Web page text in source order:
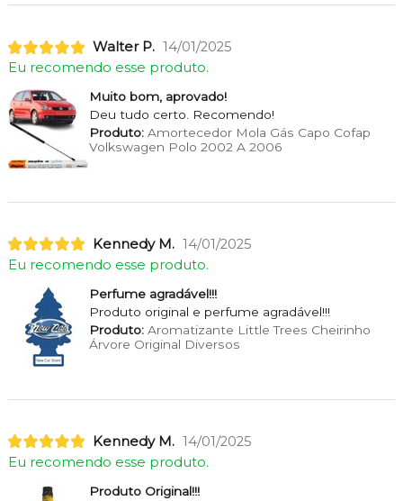
Walter P. 14/01/2025
Eu recomendo esse produto.
Muito bom, aprovado!
Deu tudo certo. Recomendo!
Produto:Amortecedor Mola Gás Capo Cofap
Volkswagen Polo 2002 A 2006
Kennedy M. 14/01/2025
Eu recomendo esse produto.
Perfume agradável!!!
Produto original e perfume agradável!!!
Produto:Aromatizante Little Trees Cheirinho
Árvore Original Diversos
Kennedy M. 14/01/2025
Eu recomendo esse produto.
Produto Original!!!